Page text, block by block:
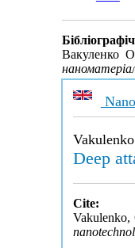
Вакуленко
Deep
Cite:
Vakulenko,